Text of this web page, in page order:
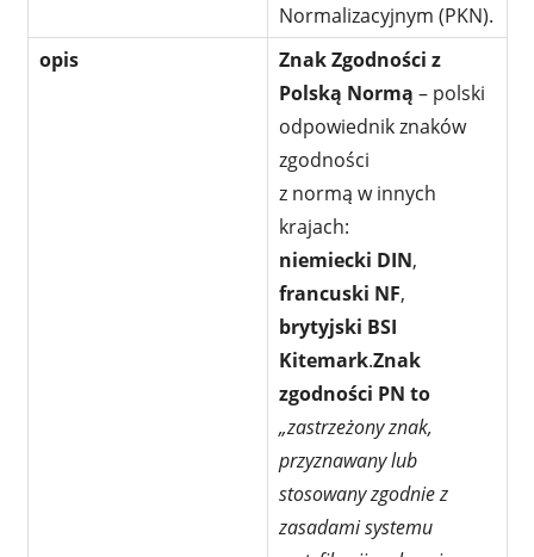
Normalizacyjnym (PKN).
opis
Znak Zgodności z
Polską Normą – polski
odpowiednik znaków
zgodności
z normą w innych
krajach:
niemiecki DIN,
francuski NF,
brytyjski BSI
Kitemark.Znak
zgodności PN to
„zastrzeżony znak,
przyznawany lub
stosowany zgodnie z
zasadami systemu